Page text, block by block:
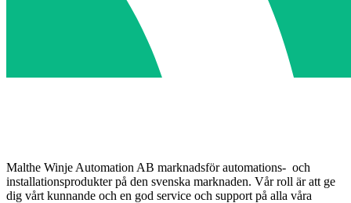
Malthe Winje Automation AB marknadsför automations- och
installationsprodukter på den svenska marknaden. Vår roll är att ge
dig vårt kunnande och en god service och support på alla våra